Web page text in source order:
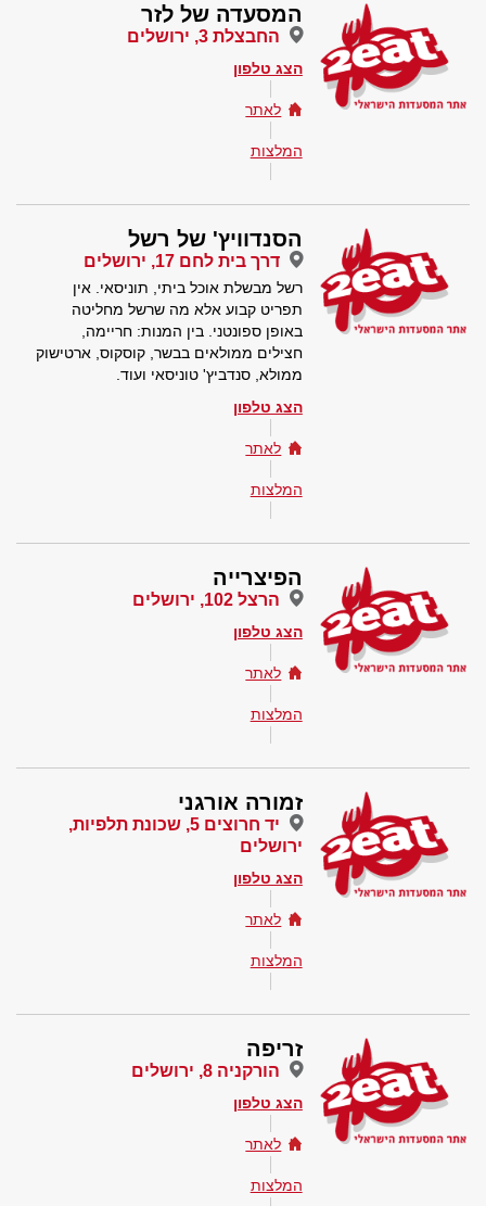
המסעדה של לזר
החבצלת 3, ירושלים
הצג טלפון
לאתר
המלצות
הסנדוויץ' של רשל
דרך בית לחם 17, ירושלים
רשל מבשלת אוכל ביתי, תוניסאי. אין
תפריט קבוע אלא מה שרשל מחליטה
באופן ספונטני. בין המנות: חריימה,
חצילים ממולאים בבשר, קוסקוס, ארטישוק
ממולא, סנדביץ' טוניסאי ועוד.
הצג טלפון
לאתר
המלצות
הפיצרייה
הרצל 102, ירושלים
הצג טלפון
לאתר
המלצות
זמורה אורגני
יד חרוצים 5, שכונת תלפיות,
ירושלים
הצג טלפון
לאתר
המלצות
זריפה
הורקניה 8, ירושלים
הצג טלפון
לאתר
המלצות